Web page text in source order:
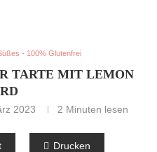
- 100% Glutenfrei
TARTE MIT LEMON
2023 2 Minuten lesen
Drucken